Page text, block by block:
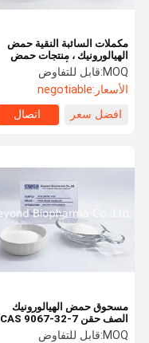
مكملات السائبة النقية حمض
الهيالورونيك ، منتجات حمض
الهيالورونيك الأبيض
MOQ: قابل للتفاوض
الأسعار:negotiable
افضل سعر
اتصال
مسحوق حمض الهيالورونيك
الصف حقن CAS 9067-32-7
EU GMP Standard
MOQ: قابل للتفاوض